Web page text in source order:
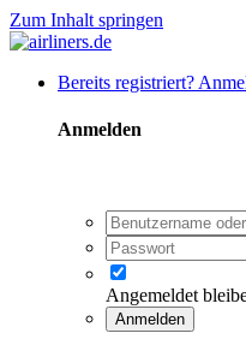
Zum Inhalt springen
Bereits registriert?
Anmelden
Angemeldet
Anmelden